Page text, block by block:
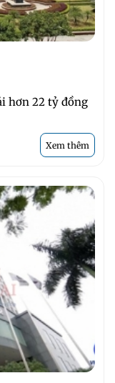
hơn 22 tỷ đồng
Xem thêm